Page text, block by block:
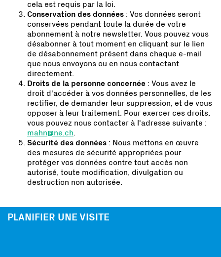
cela est requis par la loi.
Conservation des données : Vos données seront
conservées pendant toute la durée de votre
abonnement à notre newsletter. Vous pouvez vous
désabonner à tout moment en cliquant sur le lien
de désabonnement présent dans chaque e-mail
que nous envoyons ou en nous contactant
directement.
Droits de la personne concernée : Vous avez le
droit d'accéder à vos données personnelles, de les
rectifier, de demander leur suppression, et de vous
opposer à leur traitement. Pour exercer ces droits,
vous pouvez nous contacter à l'adresse suivante :
mahn@ne.ch.
Sécurité des données : Nous mettons en œuvre
des mesures de sécurité appropriées pour
protéger vos données contre tout accès non
autorisé, toute modification, divulgation ou
destruction non autorisée.
PLANIFIER UNE VISITE